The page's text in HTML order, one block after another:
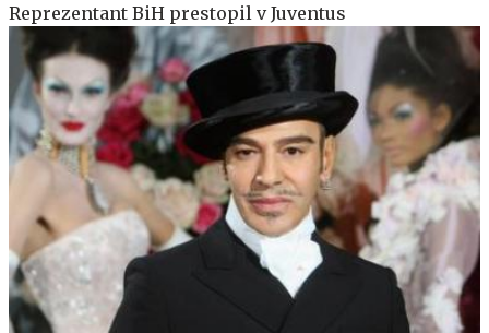
Reprezentant BiH prestopil v Juventus